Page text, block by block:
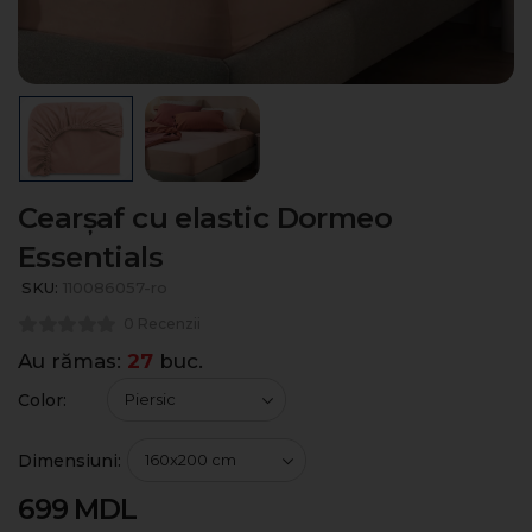
Cearșaf cu elastic Dormeo
Essentials
SKU:
Au rămas: 27 buc.
Color:
Dimensiuni:
699 MDL